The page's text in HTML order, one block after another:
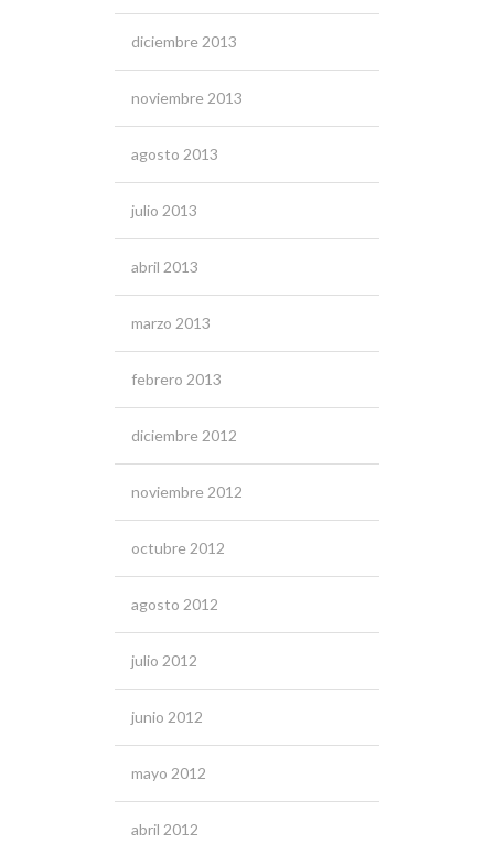
diciembre 2013
noviembre 2013
agosto 2013
julio 2013
abril 2013
marzo 2013
febrero 2013
diciembre 2012
noviembre 2012
octubre 2012
agosto 2012
julio 2012
junio 2012
mayo 2012
abril 2012